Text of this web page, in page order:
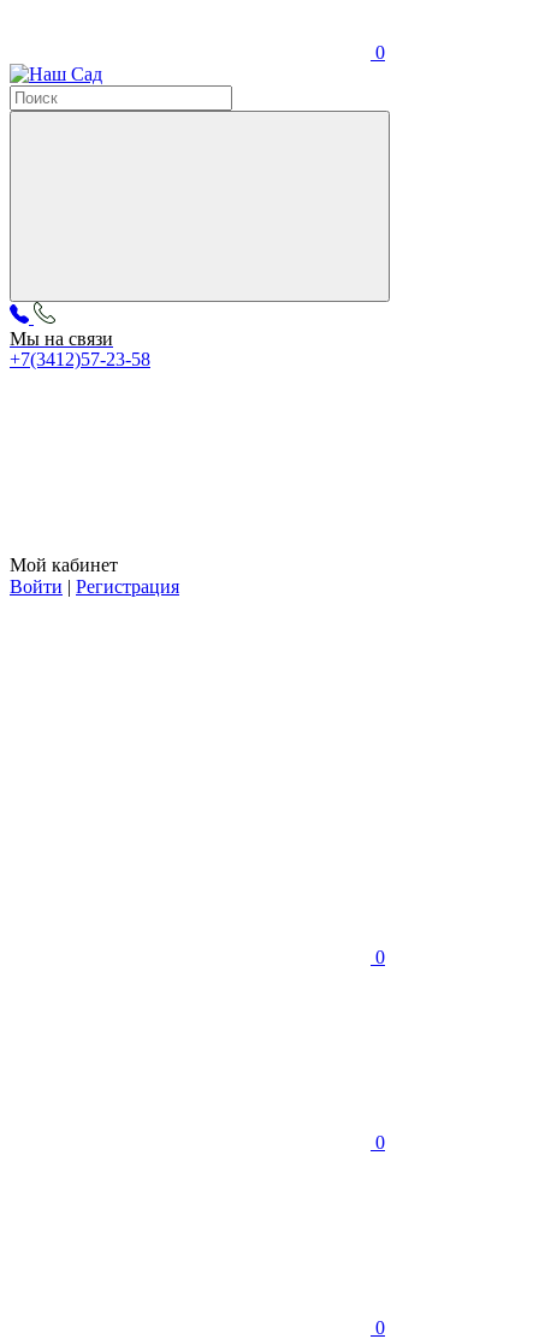
0
Мы на связи
+7(3412)57-23-58
Мой кабинет
Войти | Регистрация
0
0
0